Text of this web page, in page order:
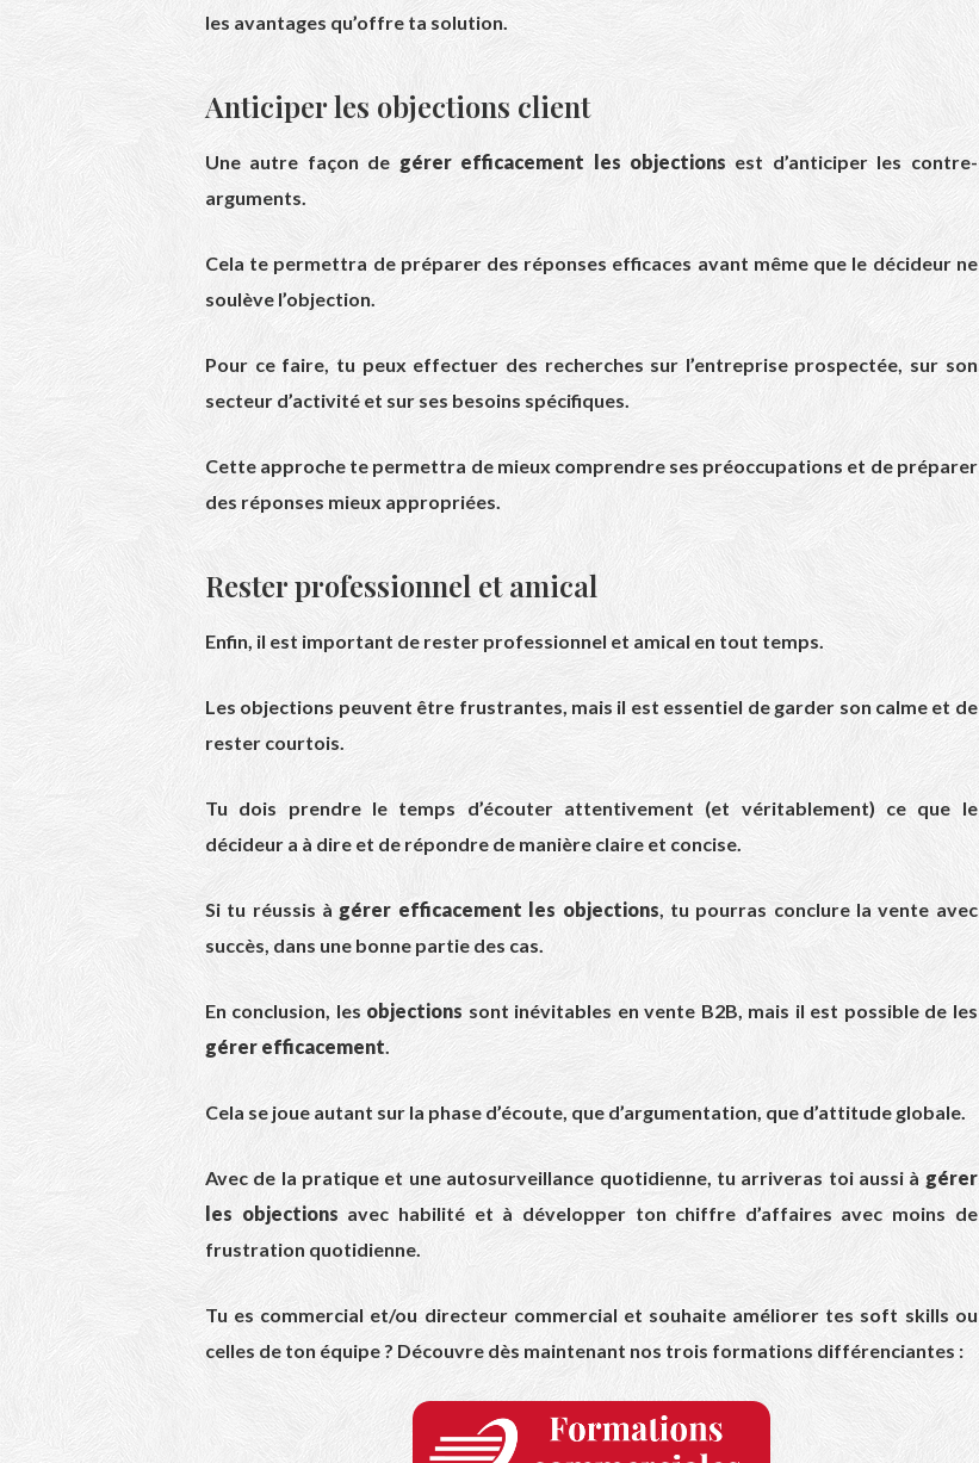
les avantages qu’offre ta solution.
Anticiper les objections client
Une autre façon de gérer efficacement les objections est d’anticiper les contre-
arguments.
Cela te permettra de préparer des réponses efficaces avant même que le décideur ne
soulève l’objection.
Pour ce faire, tu peux effectuer des recherches sur l’entreprise prospectée, sur son
secteur d’activité et sur ses besoins spécifiques.
Cette approche te permettra de mieux comprendre ses préoccupations et de préparer
des réponses mieux appropriées.
Rester professionnel et amical
Enfin, il est important de rester professionnel et amical en tout temps.
Les objections peuvent être frustrantes, mais il est essentiel de garder son calme et de
rester courtois.
Tu dois prendre le temps d’écouter attentivement (et véritablement) ce que le
décideur a à dire et de répondre de manière claire et concise.
Si tu réussis à gérer efficacement les objections, tu pourras conclure la vente avec
succès, dans une bonne partie des cas.
En conclusion, les objections sont inévitables en vente B2B, mais il est possible de les
gérer efficacement.
Cela se joue autant sur la phase d’écoute, que d’argumentation, que d’attitude globale.
Avec de la pratique et une autosurveillance quotidienne, tu arriveras toi aussi à gérer
les objections avec habilité et à développer ton chiffre d’affaires avec moins de
frustration quotidienne.
Tu es commercial et/ou directeur commercial et souhaite améliorer tes soft skills ou
celles de ton équipe ? Découvre dès maintenant nos trois formations différenciantes :